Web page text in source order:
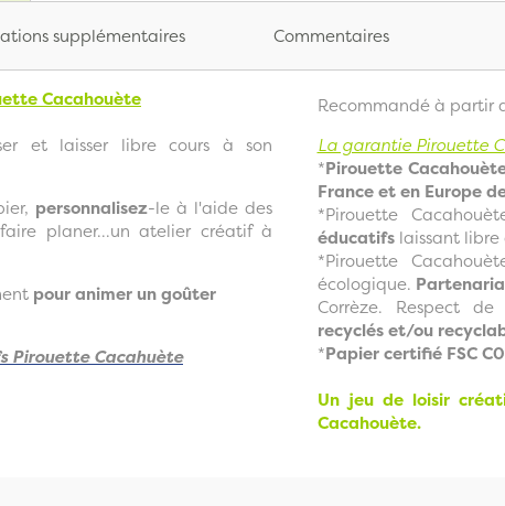
supplémentaires Commentaires
Cacahouète
et laisser libre cours à son
personnalisez-le à l'aide des
planer...un atelier créatif à
pour animer un goûter
Pirouette Cacahuète
Recommandé à partir
La garantie Pirouette
*Pirouette
France et en Europe
*Pirouette
éducatifslaissant libre
*Pirouette
écologique.
Corrèze. Respect
recyclés et/ou
*Papier certifié FSC
Un jeu de loisir
Cacahouète.